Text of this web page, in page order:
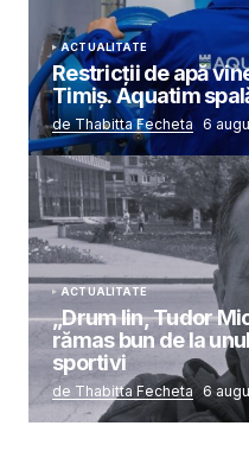
ACTUALITATE
Restricții de apă
Timiș. Aquatim
de Thabitta Fecheta 6
ACTUALITATE
„Drum lin, Tudor
rămas bun de la
sportivi
de Thabitta Fecheta 6